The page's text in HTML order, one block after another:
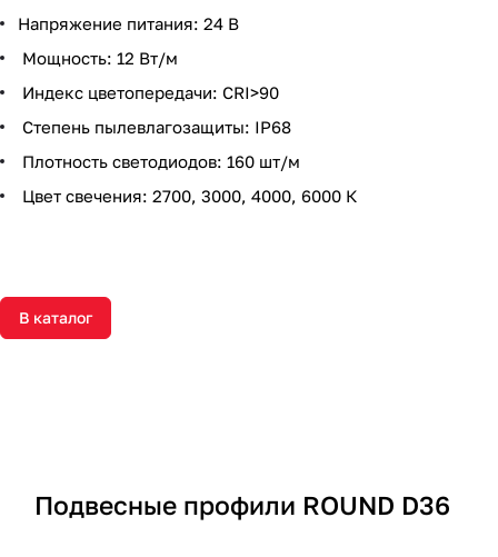
Напряжение питания: 24 В
Мощность: 12 Вт/м
Индекс цветопередачи: CRI>90
Степень пылевлагозащиты: IP68
Плотность светодиодов: 160 шт/м
Цвет свечения: 2700, 3000, 4000, 6000 К
В каталог
Подвесные профили ROUND D36